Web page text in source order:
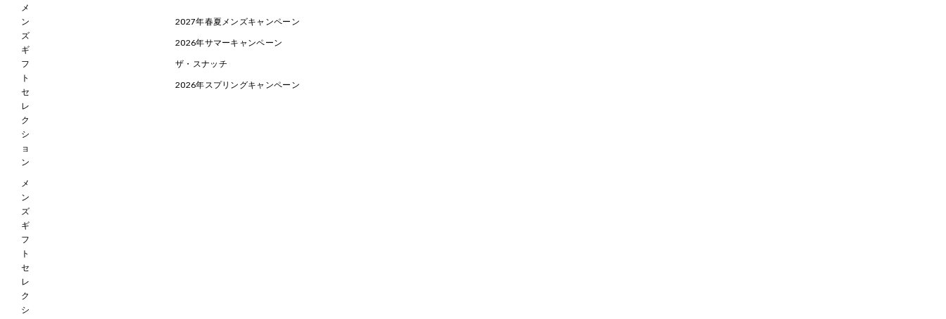
メ
ン
ズ
ギ
フ
ト
セ
レ
ク
シ
ョ
ン
メ
ン
ズ
ギ
フ
ト
セ
レ
ク
シ
2027年春夏メンズキャンペーン
2026年サマーキャンペーン
ザ・スナッチ
2026年スプリングキャンペーン